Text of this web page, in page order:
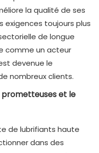
la qualité de ses
exigences toujours plus
de longue
comme un acteur
devenue le
nombreux clients.
et le
de lubrifiants haute
dans des